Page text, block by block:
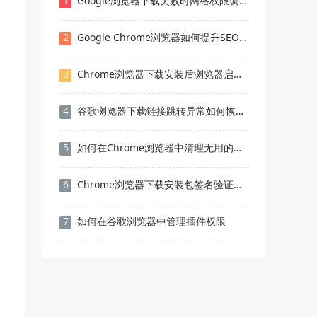
2 Google Chrome浏览器如何提升SEO表现
3 Chrome浏览器下载安装后浏览器启动速度提升方法
4 谷歌浏览器下载链接跳转异常如何恢复正常访问
5 如何在Chrome浏览器中清理无用的扩展插件
6 Chrome浏览器下载安装包签名验证及安全认证教程
7 如何在谷歌浏览器中管理插件权限